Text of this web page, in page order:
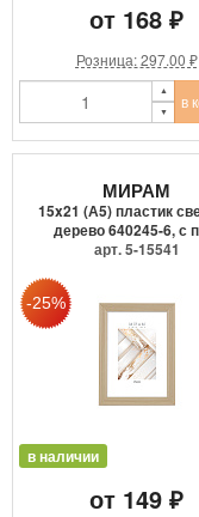
от 168 ₽
Розница: 297.00 ₽
в
МИРАМ
15x21 (А5) пластик
дерево 640245-6, с
арт. 5-15541
в наличии
от 149 ₽